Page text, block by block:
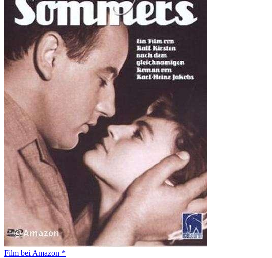
Film bei Amazon *